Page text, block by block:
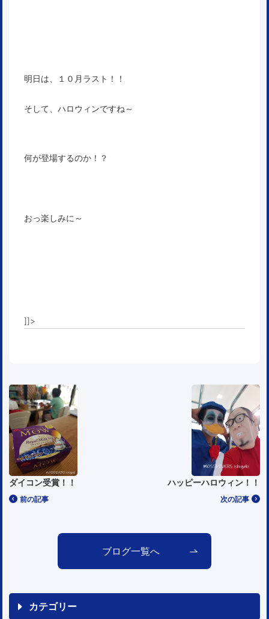
明日は、１０月ラスト！！
そして、ハロウィンですね～
何が登場するのか！？
おっ楽しみに～
]]>
前の記事
ダイコン受賞！！
次の記事
ハッピーハロウィン！！
ブログ一覧へ
カテゴリー